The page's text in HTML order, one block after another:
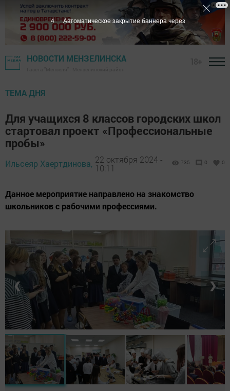
НОВОСТИ МЕНЗЕЛИНСКА
ТЕМА ДНЯ
Для учащихся 8 классов городских школ
стартовал проект «Профессиональные
пробы»
Ильсеяр Хаертдинова, 22 октября 2024 -
10:11
735 0 0
Данное мероприятие направлено на знакомство
школьников с рабочими профессиями.
❮ ❯
3 Автоматическое закрытие баннера через